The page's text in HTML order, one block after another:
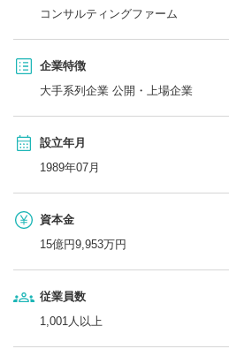
コンサルティングファーム
企業特徴
大手系列企業 公開・上場企業
設立年月
1989年07月
資本金
15億円9,953万円
従業員数
1,001人以上